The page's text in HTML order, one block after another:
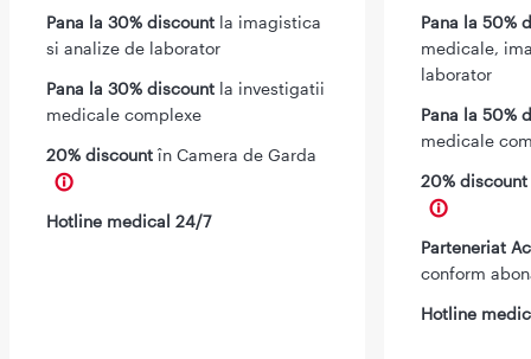
Pana la 30% discount la imagistica
si analize de laborator
Pana la 30% discount la investigatii
medicale complexe
20% discount în Camera de Garda
Hotline medical 24/7
Pana la 50%
medicale,
laborator
Pana la 50%
medicale
20%
Parteneriat
conform
Hotline